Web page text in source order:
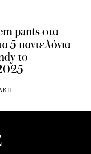
pants στα
5 παντελόνια
το